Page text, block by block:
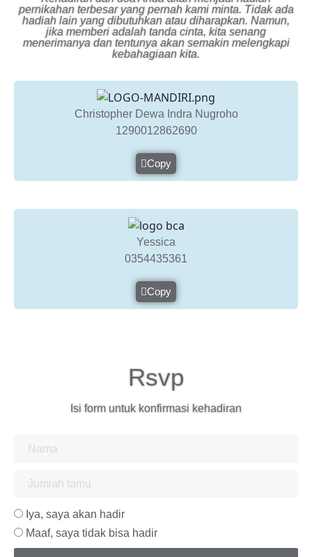
pernikahan terbesar yang pernah kami minta. Tidak ada
hadiah lain yang dibutuhkan atau diharapkan. Namun,
jika memberi adalah tanda cinta, kita senang
menerimanya dan tentunya akan semakin melengkapi
kebahagiaan kita.
Christopher Dewa Indra Nugroho
1290‍012862690
Copy
Yessica
0354435361
Copy
Rsvp
Isi form untuk konfirmasi kehadiran
Iya, saya akan hadir
Maaf, saya tidak bisa hadir